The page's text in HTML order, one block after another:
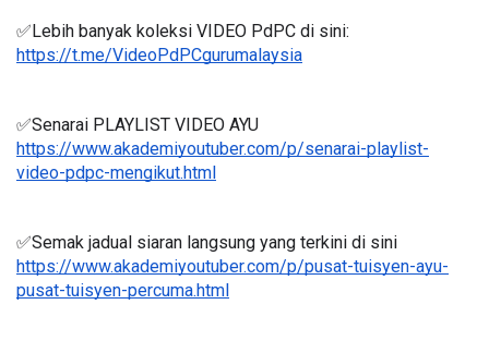
✅Lebih banyak koleksi VIDEO PdPC di sini:
https://t.me/VideoPdPCgurumalaysia
✅Senarai PLAYLIST VIDEO AYU
https://www.akademiyoutuber.com/p/senarai-playlist-
video-pdpc-mengikut.html
✅Semak jadual siaran langsung yang terkini di sini
https://www.akademiyoutuber.com/p/pusat-tuisyen-ayu-
pusat-tuisyen-percuma.html